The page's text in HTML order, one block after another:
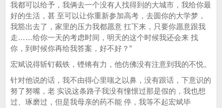
我都可以给予，我俩去一个没有人找得到的大城市，我给你最
好的生活，甚 至可以让你重新参加高考，去圆你的大学梦，
我豁出去了，家里的压力我都愿意 扛下来，只要你愿意跟我
走……给你一天的考虑时间，明天的这个时候我还会来 找
你，到时候你再给我答案，好不好？”
宏斌说得斩钉截铁，铿锵有力，他仿佛没有注意到我的不悦。
针对他说的话，我不由得心里嗤之以鼻，没有跟话，下意识的
努了努嘴，老 实说这条路子我没有憧憬过那是假的，我也想
过、琢磨过，但是我母亲的药不能 停，我等不起宏斌毕